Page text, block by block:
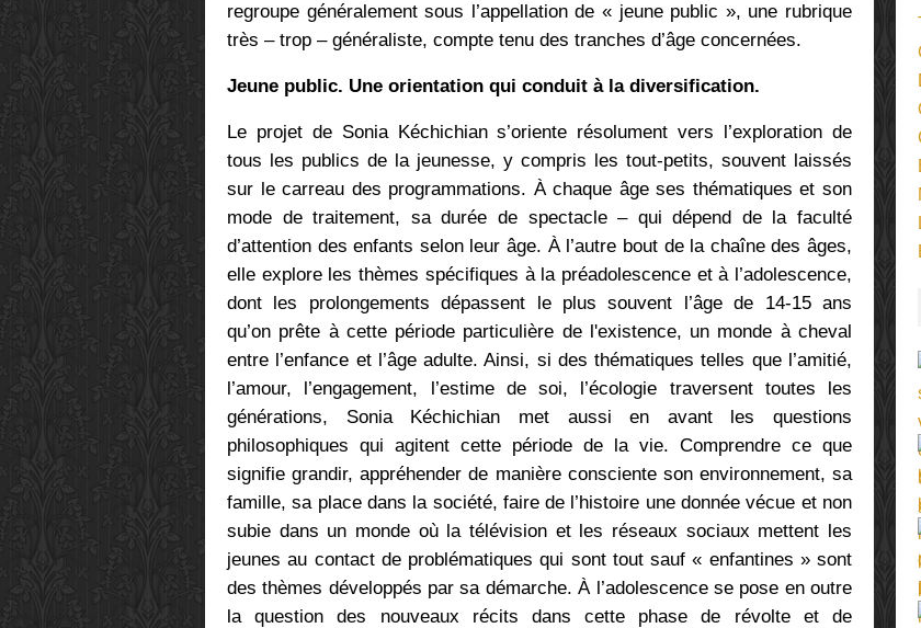
regroupe généralement sous l’appellation de « jeune public », une rubrique
très – trop – généraliste, compte tenu des tranches d’âge concernées.
Jeune public. Une orientation qui conduit à la diversification.
Le projet de Sonia Kéchichian s’oriente résolument vers l’exploration de
tous les publics de la jeunesse, y compris les tout-petits, souvent laissés
sur le carreau des programmations. À chaque âge ses thématiques et son
mode de traitement, sa durée de spectacle – qui dépend de la faculté
d’attention des enfants selon leur âge. À l’autre bout de la chaîne des âges,
elle explore les thèmes spécifiques à la préadolescence et à l’adolescence,
dont les prolongements dépassent le plus souvent l’âge de 14-15 ans
qu’on prête à cette période particulière de l'existence, un monde à cheval
entre l’enfance et l’âge adulte. Ainsi, si des thématiques telles que l’amitié,
l’amour, l’engagement, l’estime de soi, l’écologie traversent toutes les
générations, Sonia Kéchichian met aussi en avant les questions
philosophiques qui agitent cette période de la vie. Comprendre ce que
signifie grandir, appréhender de manière consciente son environnement, sa
famille, sa place dans la société, faire de l’histoire une donnée vécue et non
subie dans un monde où la télévision et les réseaux sociaux mettent les
jeunes au contact de problématiques qui sont tout sauf « enfantines » sont
des thèmes développés par sa démarche. À l’adolescence se pose en outre
la question des nouveaux récits dans cette phase de révolte et de